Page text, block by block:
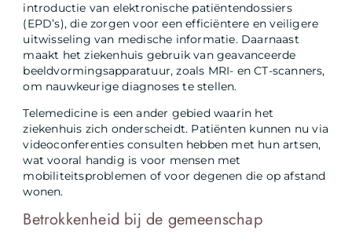
introductie van elektronische patiëntendossiers
(EPD’s), die zorgen voor een efficiëntere en veiligere
uitwisseling van medische informatie. Daarnaast
maakt het ziekenhuis gebruik van geavanceerde
beeldvormingsapparatuur, zoals MRI- en CT-scanners,
om nauwkeurige diagnoses te stellen.
Telemedicine is een ander gebied waarin het
ziekenhuis zich onderscheidt. Patiënten kunnen nu via
videoconferenties consulten hebben met hun artsen,
wat vooral handig is voor mensen met
mobiliteitsproblemen of voor degenen die op afstand
wonen.
Betrokkenheid bij de gemeenschap